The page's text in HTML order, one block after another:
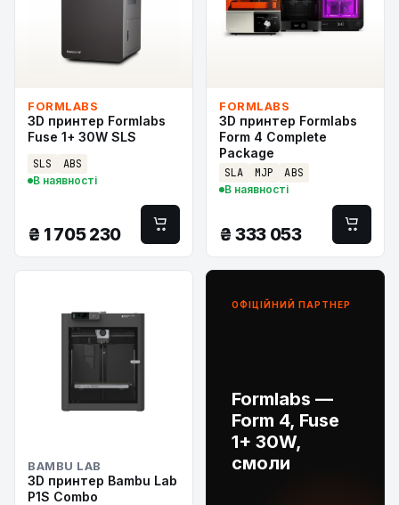
FORMLABS
3D принтер Formlabs
Fuse 1+ 30W SLS
SLS ABS
В наявності
₴ 1 705 230
FORMLABS
3D принтер Formlabs
Form 4 Complete
Package
SLA MJP ABS
В наявності
₴ 333 053
BAMBU LAB
3D принтер Bambu Lab
P1S Combo
ОФІЦІЙНИЙ ПАРТНЕР
Formlabs —
Form 4, Fuse
1+ 30W,
смоли